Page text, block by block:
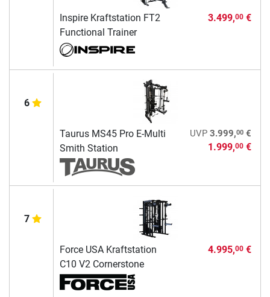
Inspire Kraftstation FT2
Functional Trainer
3.499,00€
6
Taurus MS45 Pro E-Multi
Smith Station
UVP 3.999,00€
1.999,00€
7
Force USA Kraftstation
C10 V2 Cornerstone
4.995,00€